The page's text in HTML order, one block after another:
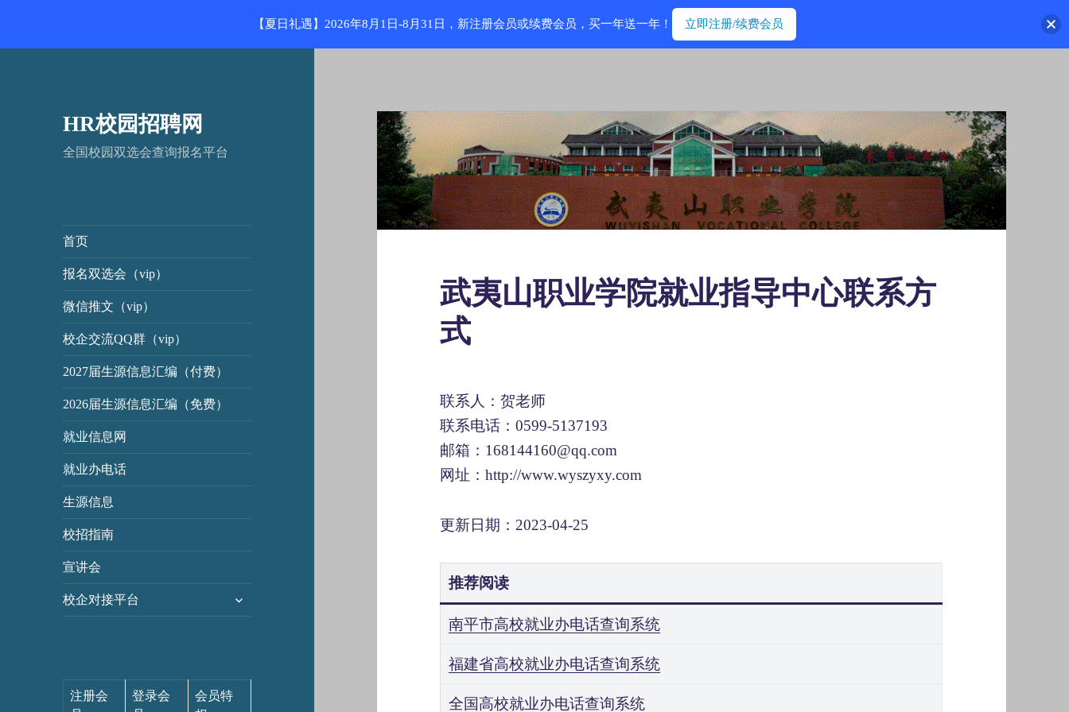
HR校园招聘网
全国校园双选会查询报名平台
首页
报名双选会（vip）
微信推文（vip）
校企交流QQ群（vip）
2027届生源信息汇编（付费）
2026届生源信息汇编（免费）
就业信息网
就业办电话
生源信息
校招指南
宣讲会
校企对接平台
注册会
登录会
会员特
武夷山职业学院就业指导中心联系方
式
联系人：贺老师
联系电话：0599-5137193
邮箱：168144160@qq.com
网址：http://www.wyszyxy.com
更新日期：2023-04-25
推荐阅读
南平市高校就业办电话查询系统
福建省高校就业办电话查询系统
全国高校就业办电话查询系统
【夏日礼遇】2026年8月1日-8月31日，新注册会员或续费会员，买一年送一年！ 立即注册/续费会员